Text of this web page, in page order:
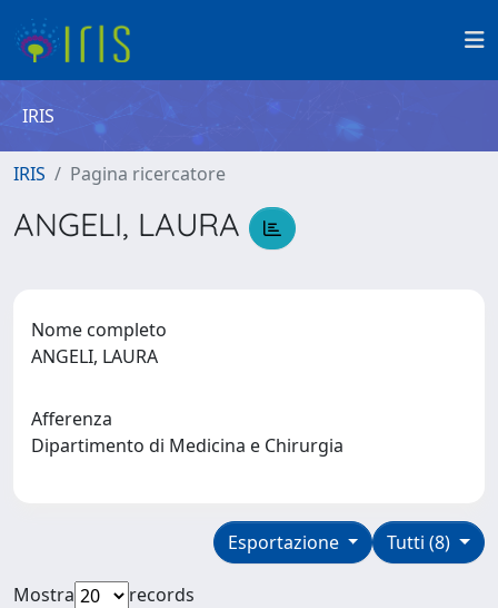
IRIS
IRIS Pagina ricercatore
ANGELI, LAURA
Nome completo
ANGELI, LAURA
Afferenza
Dipartimento di Medicina e Chirurgia
Tutti (8)
Esportazione
Mostra
records